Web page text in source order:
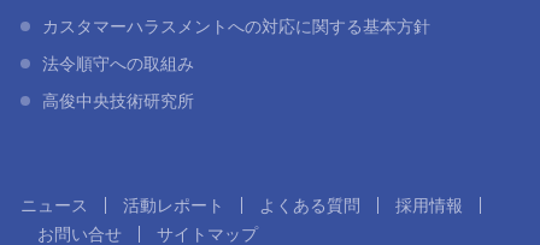
カスタマーハラスメントへの対応に関する基本方針
法令順守への取組み
高俊中央技術研究所
ニュース 活動レポート よくある質問
採用情報
お問い合せ
サイトマップ